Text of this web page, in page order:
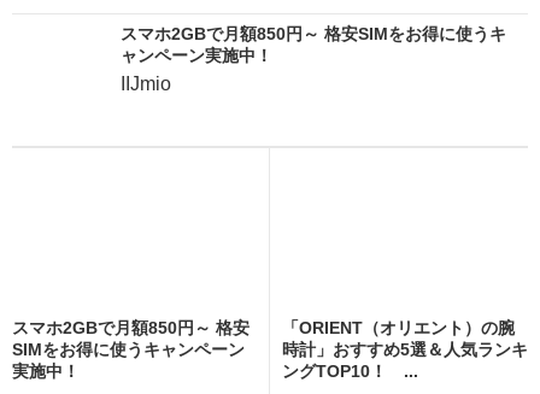
スマホ2GBで月額850円～ 格安SIMをお得に使うキ
ャンペーン実施中！
IIJmio
スマホ2GBで月額850円～ 格安
SIMをお得に使うキャンペーン
実施中！
「ORIENT（オリエント）の腕
時計」おすすめ5選＆人気ランキ
ングTOP10！ ...